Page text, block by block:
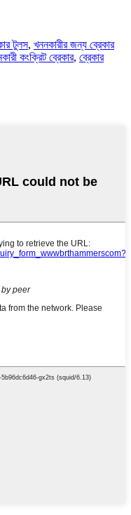
টুলস, খননকারীর জন্য ব্রেকার
কংক্রিট ব্রেকার, ব্রেকার